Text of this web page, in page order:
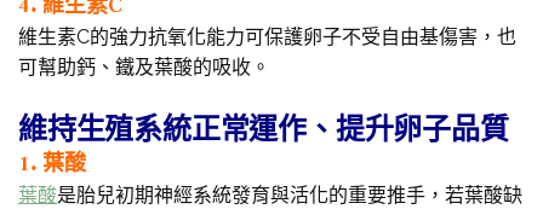
維生素C的強力抗氧化能力可保護卵子不受自由基傷害，也
可幫助鈣、鐵及葉酸的吸收。
維持生殖系統正常運作、提升卵子品質
1. 葉酸
葉酸是胎兒初期神經系統發育與活化的重要推手，若葉酸缺